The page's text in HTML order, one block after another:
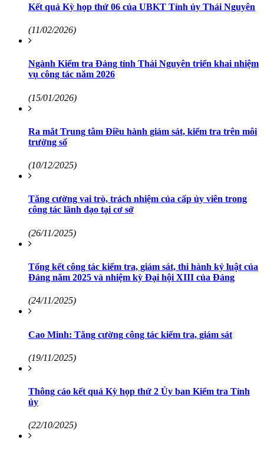
Kết quả Kỳ họp thứ 06 của UBKT Tỉnh ủy Thái Nguyên
(11/02/2026)
Ngành Kiểm tra Đảng tỉnh Thái Nguyên triển khai nhiệm
vụ công tác năm 2026
(15/01/2026)
Ra mắt Trung tâm Điều hành giám sát, kiểm tra trên môi
trường số
(10/12/2025)
Tăng cường vai trò, trách nhiệm của cấp ủy viên trong
công tác lãnh đạo tại cơ sở
(26/11/2025)
Tổng kết công tác kiểm tra, giám sát, thi hành kỷ luật của
Đảng năm 2025 và nhiệm kỳ Đại hội XIII của Đảng
(24/11/2025)
Cao Minh: Tăng cường công tác kiểm tra, giám sát
(19/11/2025)
Thông cáo kết quả Kỳ họp thứ 2 Ủy ban Kiểm tra Tỉnh
ủy
(22/10/2025)